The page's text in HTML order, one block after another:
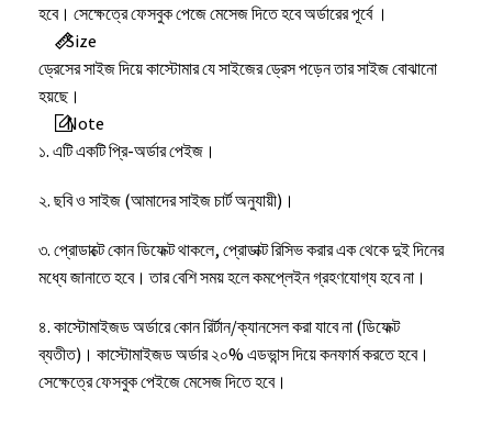
হবে। সেক্ষেত্রে ফেসবুক পেজে মেসেজ দিতে হবে অর্ডারের পূর্বে ।
Size
ড্রেসের সাইজ দিয়ে কাস্টোমার যে সাইজের ড্রেস পড়েন তার সাইজ বোঝানো
হয়ছে।
Note
১. এটি একটি প্রি-অর্ডার পেইজ।
২. ছবি ও সাইজ (আমাদের সাইজ চার্ট অনুযায়ী)।
৩. প্রোডাক্টে কোন ডিফেক্ট থাকলে, প্রোডাক্ট রিসিভ করার এক থেকে দুই দিনের
মধ্যে জানাতে হবে। তার বেশি সময় হলে কমপ্লেইন গ্রহণযোগ্য হবে না।
৪. কাস্টোমাইজড অর্ডারে কোন রির্টান/ক্যানসেল করা যাবে না (ডিফেক্ট
ব্যতীত)। কাস্টোমাইজড অর্ডার ২০% এডভান্স দিয়ে কনফার্ম করতে হবে।
সেক্ষেত্রে ফেসবুক পেইজে মেসেজ দিতে হবে।